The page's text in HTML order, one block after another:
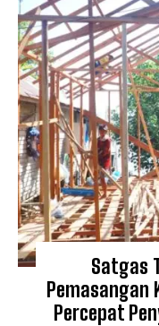
Satgas
Pemasangan
Percepat